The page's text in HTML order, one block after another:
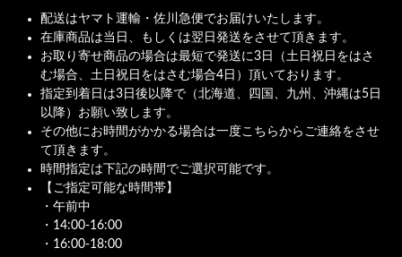
配送はヤマト運輸・佐川急便でお届けいたします。
在庫商品は当日、もしくは翌日発送をさせて頂きます。
お取り寄せ商品の場合は最短で発送に3日（土日祝日をはさ
む場合、土日祝日をはさむ場合4日）頂いております。
指定到着日は3日後以降で（北海道、四国、九州、沖縄は5日
以降）お願い致します。
その他にお時間がかかる場合は一度こちらからご連絡をさせ
て頂きます。
時間指定は下記の時間でご選択可能です。
【ご指定可能な時間帯】
・午前中
・14:00-16:00
・16:00-18:00